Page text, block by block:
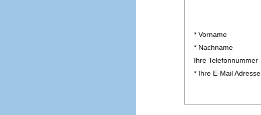
* Vorname
* Nachname
Ihre Telefonnummer
* Ihre E-Mail Adresse